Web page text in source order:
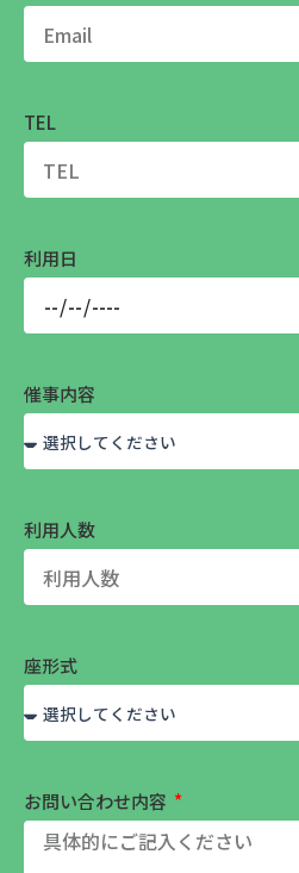
TEL
利用日
催事内容
利用人数
座形式
お問い合わせ内容